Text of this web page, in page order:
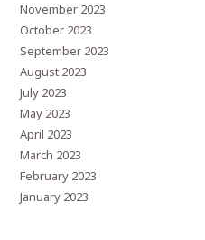
November 2023
October 2023
September 2023
August 2023
July 2023
May 2023
April 2023
March 2023
February 2023
January 2023